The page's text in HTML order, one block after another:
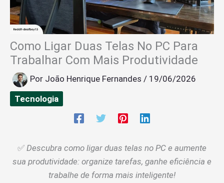
Como Ligar Duas Telas No PC Para
Trabalhar Com Mais Produtividade
Por João Henrique Fernandes / 19/06/2026
Tecnologia
✅ Descubra como ligar duas telas no PC e aumente
sua produtividade: organize tarefas, ganhe eficiência e
trabalhe de forma mais inteligente!